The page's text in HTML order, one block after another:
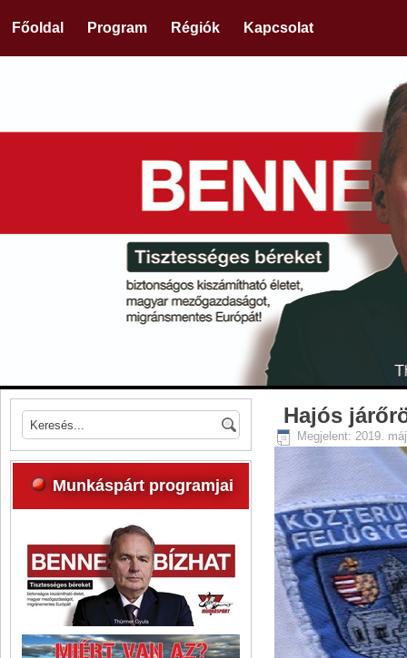
Főoldal Program Régiók Kapcsolat
Munkáspárt programjai
Hajós
Megjelent: 2019.